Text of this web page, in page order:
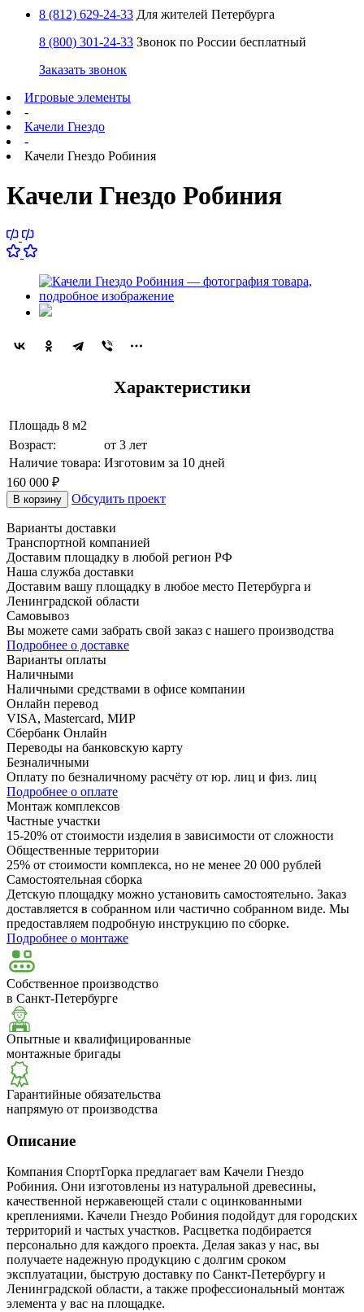
8 (812) 629-24-33 Для жителей Петербурга
8 (800) 301-24-33 Звонок по России бесплатный
Заказать звонок
Игровые элементы
-
Качели Гнездо
-
Качели Гнездо Робиния
Качели Гнездо Робиния
Характеристики
Площадь 8 м2
Возраст:
от 3 лет
Наличие товара: Изготовим за 10 дней
160 000 ₽
В корзину Обсудить проект
Варианты доставки
Транспортной компанией
Доставим площадку в любой регион РФ
Наша служба доставки
Доставим вашу площадку в любое место Петербурга и
Ленинградской области
Самовывоз
Вы можете сами забрать свой заказ с нашего производства
Подробнее о доставке
Варианты оплаты
Наличными
Наличными средствами в офисе компании
Онлайн перевод
VISA, Mastercard, МИР
Сбербанк Онлайн
Переводы на банковскую карту
Безналичными
Оплату по безналичному расчёту от юр. лиц и физ. лиц
Подробнее о оплате
Монтаж комплексов
Частные участки
15-20% от стоимости изделия в зависимости от сложности
Общественные территории
25% от стоимости комплекса, но не менее 20 000 рублей
Самостоятельная сборка
Детскую площадку можно установить самостоятельно. Заказ
доставляется в собранном или частично собранном виде. Мы
предоставляем подробную инструкцию по сборке.
Подробнее о монтаже
Собственное производство
в Санкт-Петербурге
Опытные и квалифицированные
монтажные бригады
Гарантийные обязательства
напрямую от производства
Описание
Компания СпортГорка предлагает вам Качели Гнездо
Робиния. Они изготовлены из натуральной древесины,
качественной нержавеющей стали с оцинкованными
креплениями. Качели Гнездо Робиния подойдут для городских
территорий и частых участков. Расцветка подбирается
персонально для каждого проекта. Делая заказ у нас, вы
получаете надежную продукцию с долгим сроком
эксплуатации, быструю доставку по Санкт-Петербургу и
Ленинградской области, а также профессиональный монтаж
элемента у вас на площадке.